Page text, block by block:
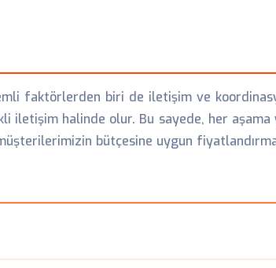
faktörlerden biri de iletişim ve
halinde olur. Bu sayede, her
bütçesine uygun